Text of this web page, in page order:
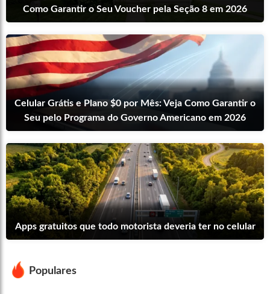
Como Garantir o Seu Voucher pela Seção 8 em 2026
Celular Grátis e Plano $0 por Mês: Veja Como Garantir o
Seu pelo Programa do Governo Americano em 2026
Apps gratuitos que todo motorista deveria ter no celular
Populares